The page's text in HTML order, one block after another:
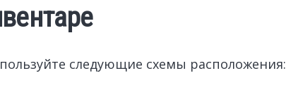
следующие схемы расположения: